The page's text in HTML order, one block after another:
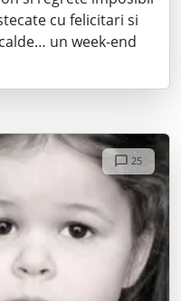
cu felicitari si
un week-end
25